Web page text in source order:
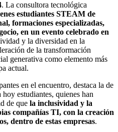
. La consultora tecnológica
estudiantes STEAM de
formaciones especializadas,
en un evento celebrado en
y la diversidad en la
de la transformación
generativa como elemento más
actual.
en el encuentro, destaca la de
estudiantes, quienes han
de que la inclusividad y la
compañías TI, con la creación
dentro de estas empresas.